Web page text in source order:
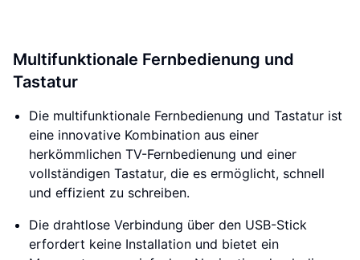
Multifunktionale Fernbedienung und
Tastatur
Die multifunktionale Fernbedienung und Tastatur ist
eine innovative Kombination aus einer
herkömmlichen TV-Fernbedienung und einer
vollständigen Tastatur, die es ermöglicht, schnell
und effizient zu schreiben.
Die drahtlose Verbindung über den USB-Stick
erfordert keine Installation und bietet ein